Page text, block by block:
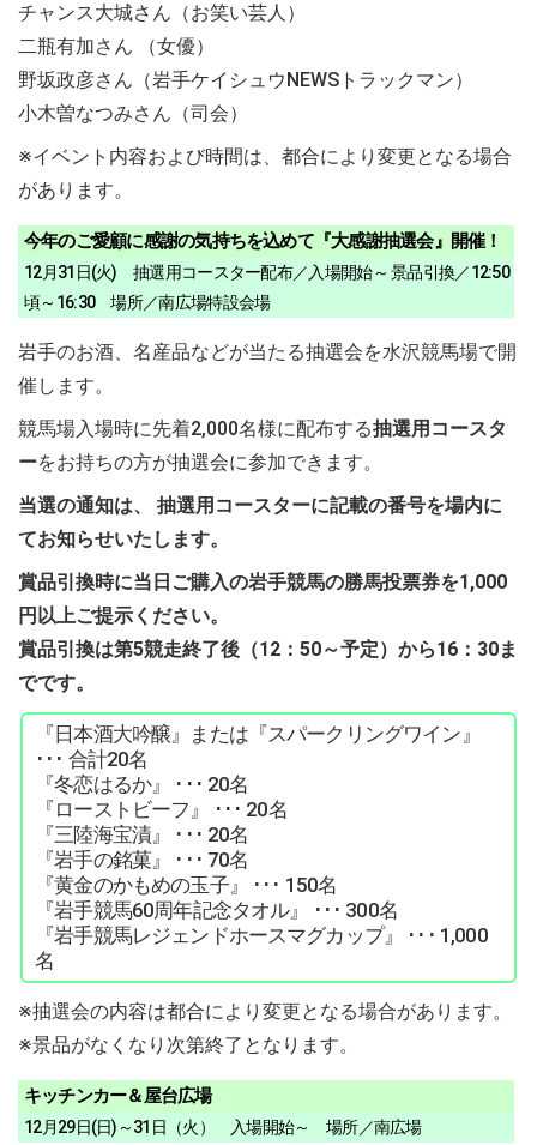
チャンス大城さん（お笑い芸人）
二瓶有加さん （女優）
野坂政彦さん（岩手ケイシュウNEWSトラックマン）
小木曽なつみさん（司会）
※イベント内容および時間は、都合により変更となる場合
があります。
今年のご愛顧に感謝の気持ちを込めて『大感謝抽選会』開催！
12月31日(火) 抽選用コースター配布／入場開始～ 景品引換／12:50
頃～16:30 場所／南広場特設会場
岩手のお酒、名産品などが当たる抽選会を水沢競馬場で開
催します。
競馬場入場時に先着2,000名様に配布する抽選用コースタ
ーをお持ちの方が抽選会に参加できます。
当選の通知は、 抽選用コースターに記載の番号を場内に
てお知らせいたします。
賞品引換時に当日ご購入の岩手競馬の勝馬投票券を1,000
円以上ご提示ください。
賞品引換は第5競走終了後（12：50～予定）から16：30ま
でです。
『日本酒大吟醸』または『スパークリングワイン』
･･･ 合計20名
『冬恋はるか』 ･･･ 20名
『ローストビーフ』 ･･･ 20名
『三陸海宝漬』 ･･･ 20名
『岩手の銘菓』 ･･･ 70名
『黄金のかもめの玉子』 ･･･ 150名
『岩手競馬60周年記念タオル』 ･･･ 300名
『岩手競馬レジェンドホースマグカップ』 ･･･ 1,000
名
※抽選会の内容は都合により変更となる場合があります。
※景品がなくなり次第終了となります。
キッチンカー＆屋台広場
12月29日(日)～31日（火） 入場開始～ 場所／南広場